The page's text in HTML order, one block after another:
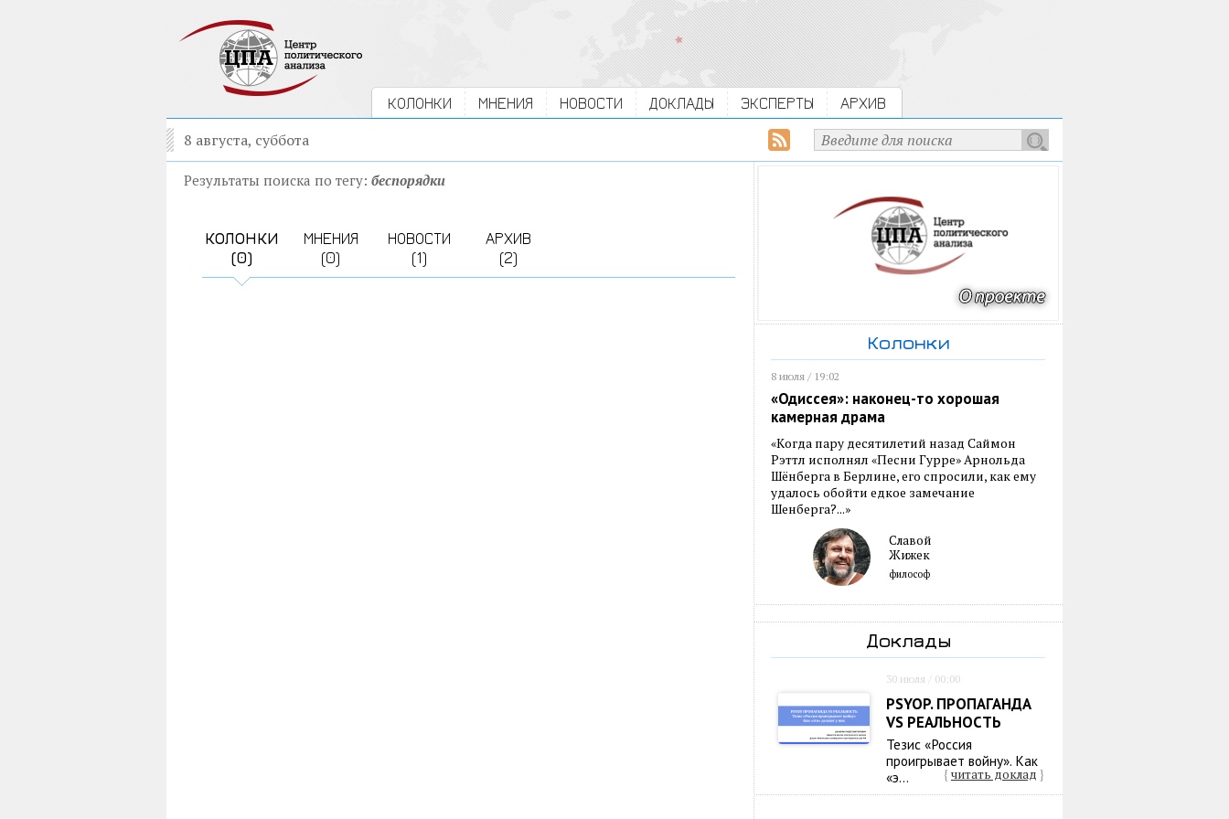
КОЛОНКИ МНЕНИЯ НОВОСТИ ДОКЛАДЫ ЭКСПЕРТЫ АРХИВ
8 августа, суббота
Результаты поиска по тегу: беспорядки
КОЛОНКИ
(0)
МНЕНИЯ
(0)
НОВОСТИ
(1)
АРХИВ
(2)
Колонки
8 июля / 19:02
«Одиссея»: наконец-то хорошая
камерная драма
«Когда пару десятилетий назад Саймон
Рэттл исполнял «Песни Гурре» Арнольда
Шёнберга в Берлине, его спросили, как ему
удалось обойти едкое замечание
Шенберга?...»
Славой
Жижек
философ
Доклады
30 июля / 00:00
PSYOP. ПРОПАГАНДА
VS РЕАЛЬНОСТЬ
Тезис «Россия
проигрывает войну». Как
«э...
{ читать доклад }